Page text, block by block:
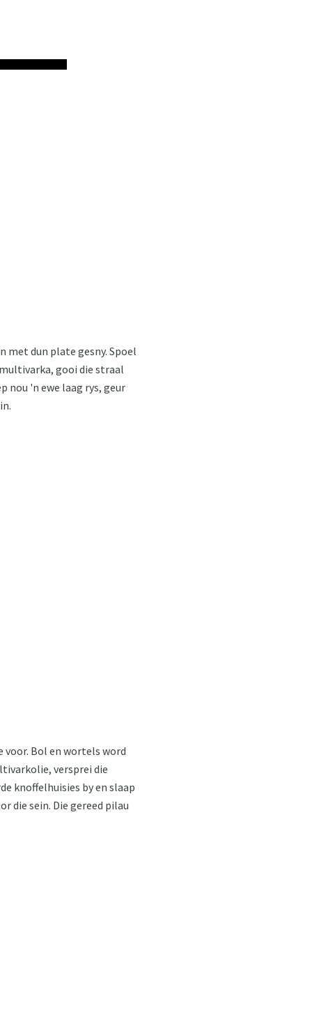
met dun plate gesny. Spoel
gooi die straal
nou 'n ewe laag rys, geur
Bol en wortels word
versprei die
knoffelhuisies by en slaap
die sein. Die gereed pilau